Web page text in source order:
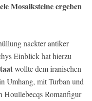
Mosaiksteine ergeben
nackter antiker
Einblick hat hierzu
wollte dem iranischen
Umhang, mit Turban und
Houllebecqs Romanfigur